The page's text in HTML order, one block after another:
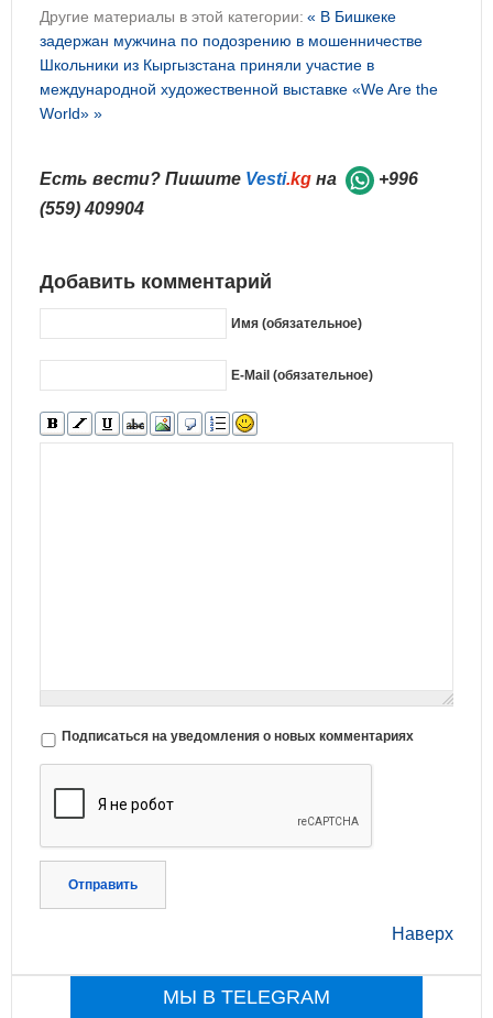
Другие материалы в этой категории: « В Бишкеке
задержан мужчина по подозрению в мошенничестве
Школьники из Кыргызстана приняли участие в
международной художественной выставке «We Are the
World» »
Есть вести? Пишите Vesti.kg на
+996
(559) 409904
Добавить комментарий
Имя (обязательное)
E-Mail (обязательное)
Подписаться на уведомления о новых комментариях
Отправить
Наверх
МЫ В TELEGRAM